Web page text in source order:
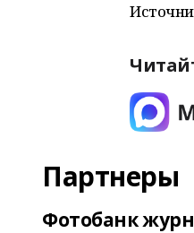
Партнеры
Фотобанк